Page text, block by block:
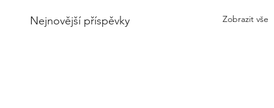
Nejnovější příspěvky Zobrazit vše